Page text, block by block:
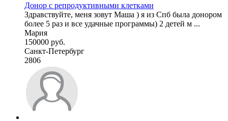
Донор с репродуктивными клетками
Здравствуйте, меня зовут Маша ) я из Спб была донором
более 5 раз и все удачные программы) 2 детей м ...
Мария
150000 руб.
Санкт-Петербург
2806